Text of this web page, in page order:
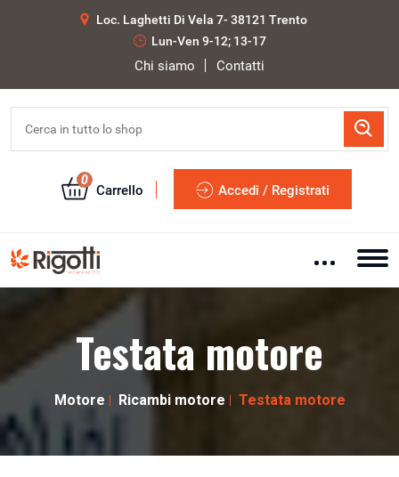
Loc. Laghetti Di Vela 7- 38121 Trento
Lun-Ven 9-12; 13-17
Chi siamo Contatti
0
Carrello Accedi / Registrati
Testata motore
Motore Ricambi motore Testata motore